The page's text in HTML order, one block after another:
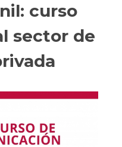
curso
sector de